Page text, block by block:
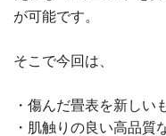
が可能です。
そこで今回は、
・傷んだ畳表を新しい
・肌触りの良い高品質